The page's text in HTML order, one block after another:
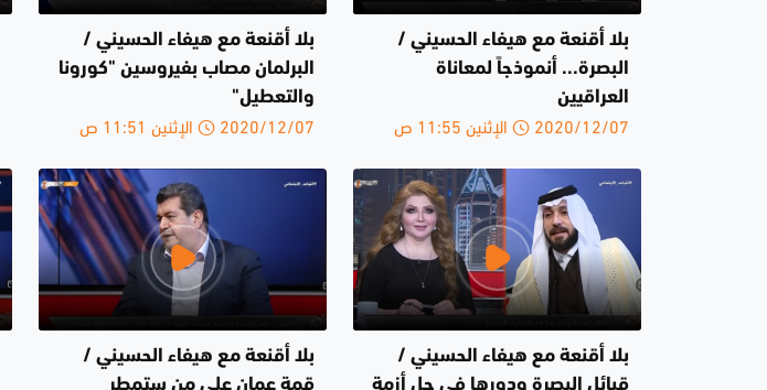
بلا أقنعة مع هيفاء الحسيني /
البصرة... أنموذجاً لمعاناة
العراقيين
2020/12/07 الإثنين 11:55 ص
بلا أقنعة مع هيفاء الحسيني /
البرلمان مصاب بفيروسين "كورونا
والتعطيل"
2020/12/07 الإثنين 11:51 ص
بلا أقنعة مع هيفاء الحسيني /
قبائل البصرة ودورها في حل أزمة
بلا أقنعة مع هيفاء الحسيني /
قمة عمان على من ستمطر